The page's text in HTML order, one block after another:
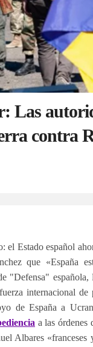
Las
contra
Estado español
que «España
"Defensa"
internacional
de España a
a las órdenes
Albares «franceses